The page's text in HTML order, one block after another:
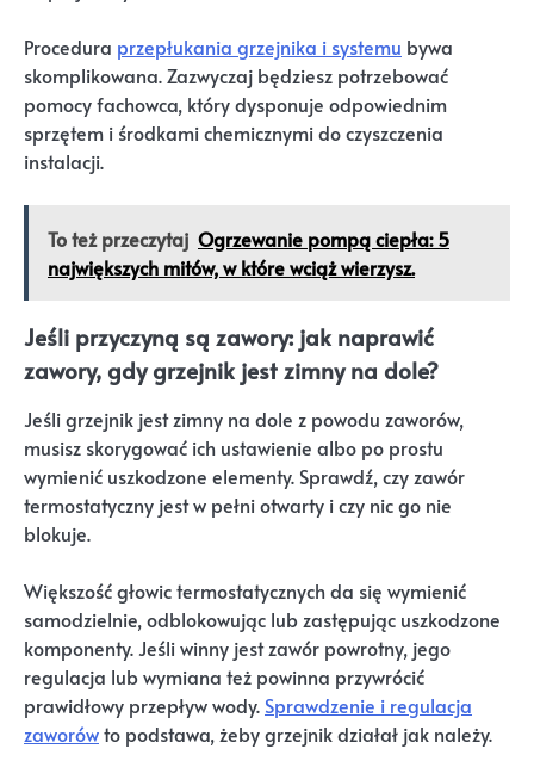
Procedura przepłukania grzejnika i systemu bywa
skomplikowana. Zazwyczaj będziesz potrzebować
pomocy fachowca, który dysponuje odpowiednim
sprzętem i środkami chemicznymi do czyszczenia
instalacji.
To też przeczytaj Ogrzewanie pompą ciepła: 5
największych mitów, w które wciąż wierzysz.
Jeśli przyczyną są zawory: jak naprawić
zawory, gdy grzejnik jest zimny na dole?
Jeśli grzejnik jest zimny na dole z powodu zaworów,
musisz skorygować ich ustawienie albo po prostu
wymienić uszkodzone elementy. Sprawdź, czy zawór
termostatyczny jest w pełni otwarty i czy nic go nie
blokuje.
Większość głowic termostatycznych da się wymienić
samodzielnie, odblokowując lub zastępując uszkodzone
komponenty. Jeśli winny jest zawór powrotny, jego
regulacja lub wymiana też powinna przywrócić
prawidłowy przepływ wody. Sprawdzenie i regulacja
zaworówto podstawa, żeby grzejnik działał jak należy.